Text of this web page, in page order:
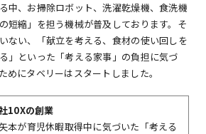
中、お掃除ロボット、洗濯乾燥機、食洗機
短縮」を担う機械が普及しております。そ
ない、「献立を考える、食材の使い回しを
」といった「考える家事」の負担に気づ
めにタベリーはスタートしました。
10Xの創業
本が育児休暇取得中に気づいた「考える